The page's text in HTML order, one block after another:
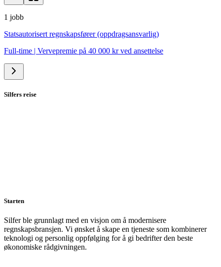
1 jobb
Statsautorisert regnskapsfører (oppdragsansvarlig)
Full-time | Vervepremie på 40 000 kr ved ansettelse
Silfers reise
Starten
Silfer ble grunnlagt med en visjon om å modernisere
regnskapsbransjen. Vi ønsket å skape en tjeneste som kombinerer
teknologi og personlig oppfølging for å gi bedrifter den beste
økonomiske rådgivningen.